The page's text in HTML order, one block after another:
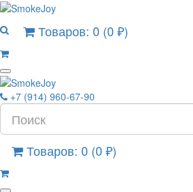
Товаров: 0 (0 ₽)
+7 (914) 960-67-90
Товаров: 0 (0 ₽)